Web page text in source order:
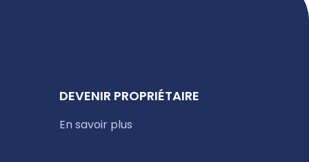
DEVENIR PROPRIÉTAIRE
En savoir plus